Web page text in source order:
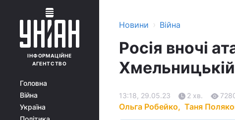
ІНФОРМАЦІЙНЕ
АГЕНТСТВО
Головна
Війна
Україна
Новини › Війна
Росія вночі
Ольга Робейко, Таня
13:18, 29.05.23 2 хв.